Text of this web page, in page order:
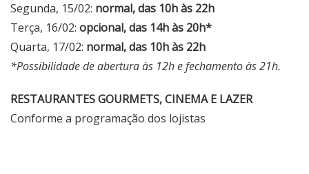
Segunda, 15/02: normal, das 10h às 22h
Terça, 16/02: opcional, das 14h às 20h*
Quarta, 17/02: normal, das 10h às 22h
*Possibilidade de abertura às 12h e fechamento às 21h.
RESTAURANTES GOURMETS, CINEMA E LAZER
Conforme a programação dos lojistas